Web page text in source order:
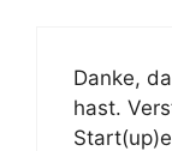
Danke,
hast.